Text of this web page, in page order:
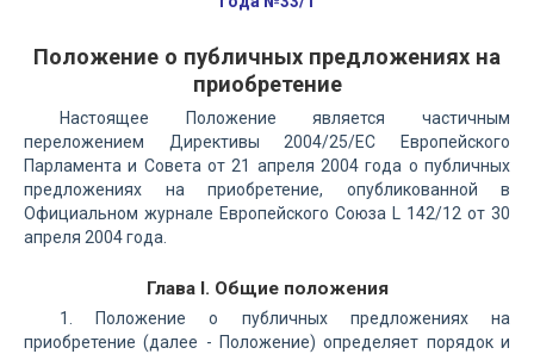
Положение о публичных предложениях на
приобретение
Настоящее Положение является частичным
переложением Директивы 2004/25/ЕС Европейского
Парламента и Совета от 21 апреля 2004 года о публичных
предложениях на приобретение, опубликованной в
Официальном журнале Европейского Союза L 142/12 от 30
апреля 2004 года.
Глава I. Общие положения
1. Положение о публичных предложениях на
приобретение (далее - Положение) определяет порядок и